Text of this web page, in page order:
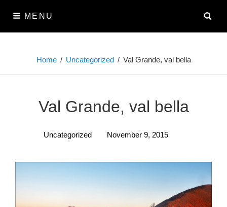
content
MENU
Home / Uncategorized / Val Grande, val bella
Val Grande, val bella
Uncategorized November 9, 2015